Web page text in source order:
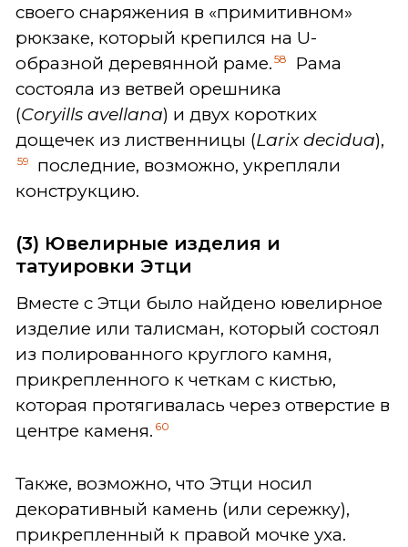
своего снаряжения в «примитивном»
рюкзаке, который крепился на U-
образной деревянной раме. 58
Рама
состояла из ветвей орешника
(Coryills avellana) и двух коротких
дощечек из лиственницы (Larixdecidua),
59
последние, возможно, укрепляли
конструкцию.
(3) Ювелирные изделия и
татуировки Этци
Вместе с Этци было найдено ювелирное
изделие или талисман, который состоял
из полированного круглого камня,
прикрепленного к четкам с кистью,
которая протягивалась через отверстие в
центре каменя. 60
Также, возможно, что Этци носил
декоративный камень (или сережку),
прикрепленный к правой мочке уха.